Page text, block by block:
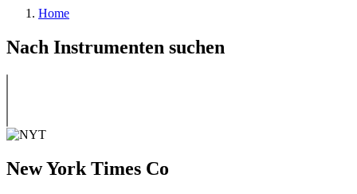
Home
Nach Instrumenten suchen
New York Times Co